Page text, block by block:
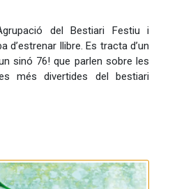
del Bestiari Festiu i
d’estrenar llibre. Es tracta d’un
sinó 76! que parlen sobre les
més divertides del bestiari